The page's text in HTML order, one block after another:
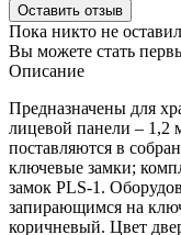
Оставить отзыв
Пока никто не
Вы можете стать
Описание
Предназначены для
лицевой панели – 1,2
поставляются в
ключевые замки;
замок PLS-1.
запирающимся на
коричневый. Цвет